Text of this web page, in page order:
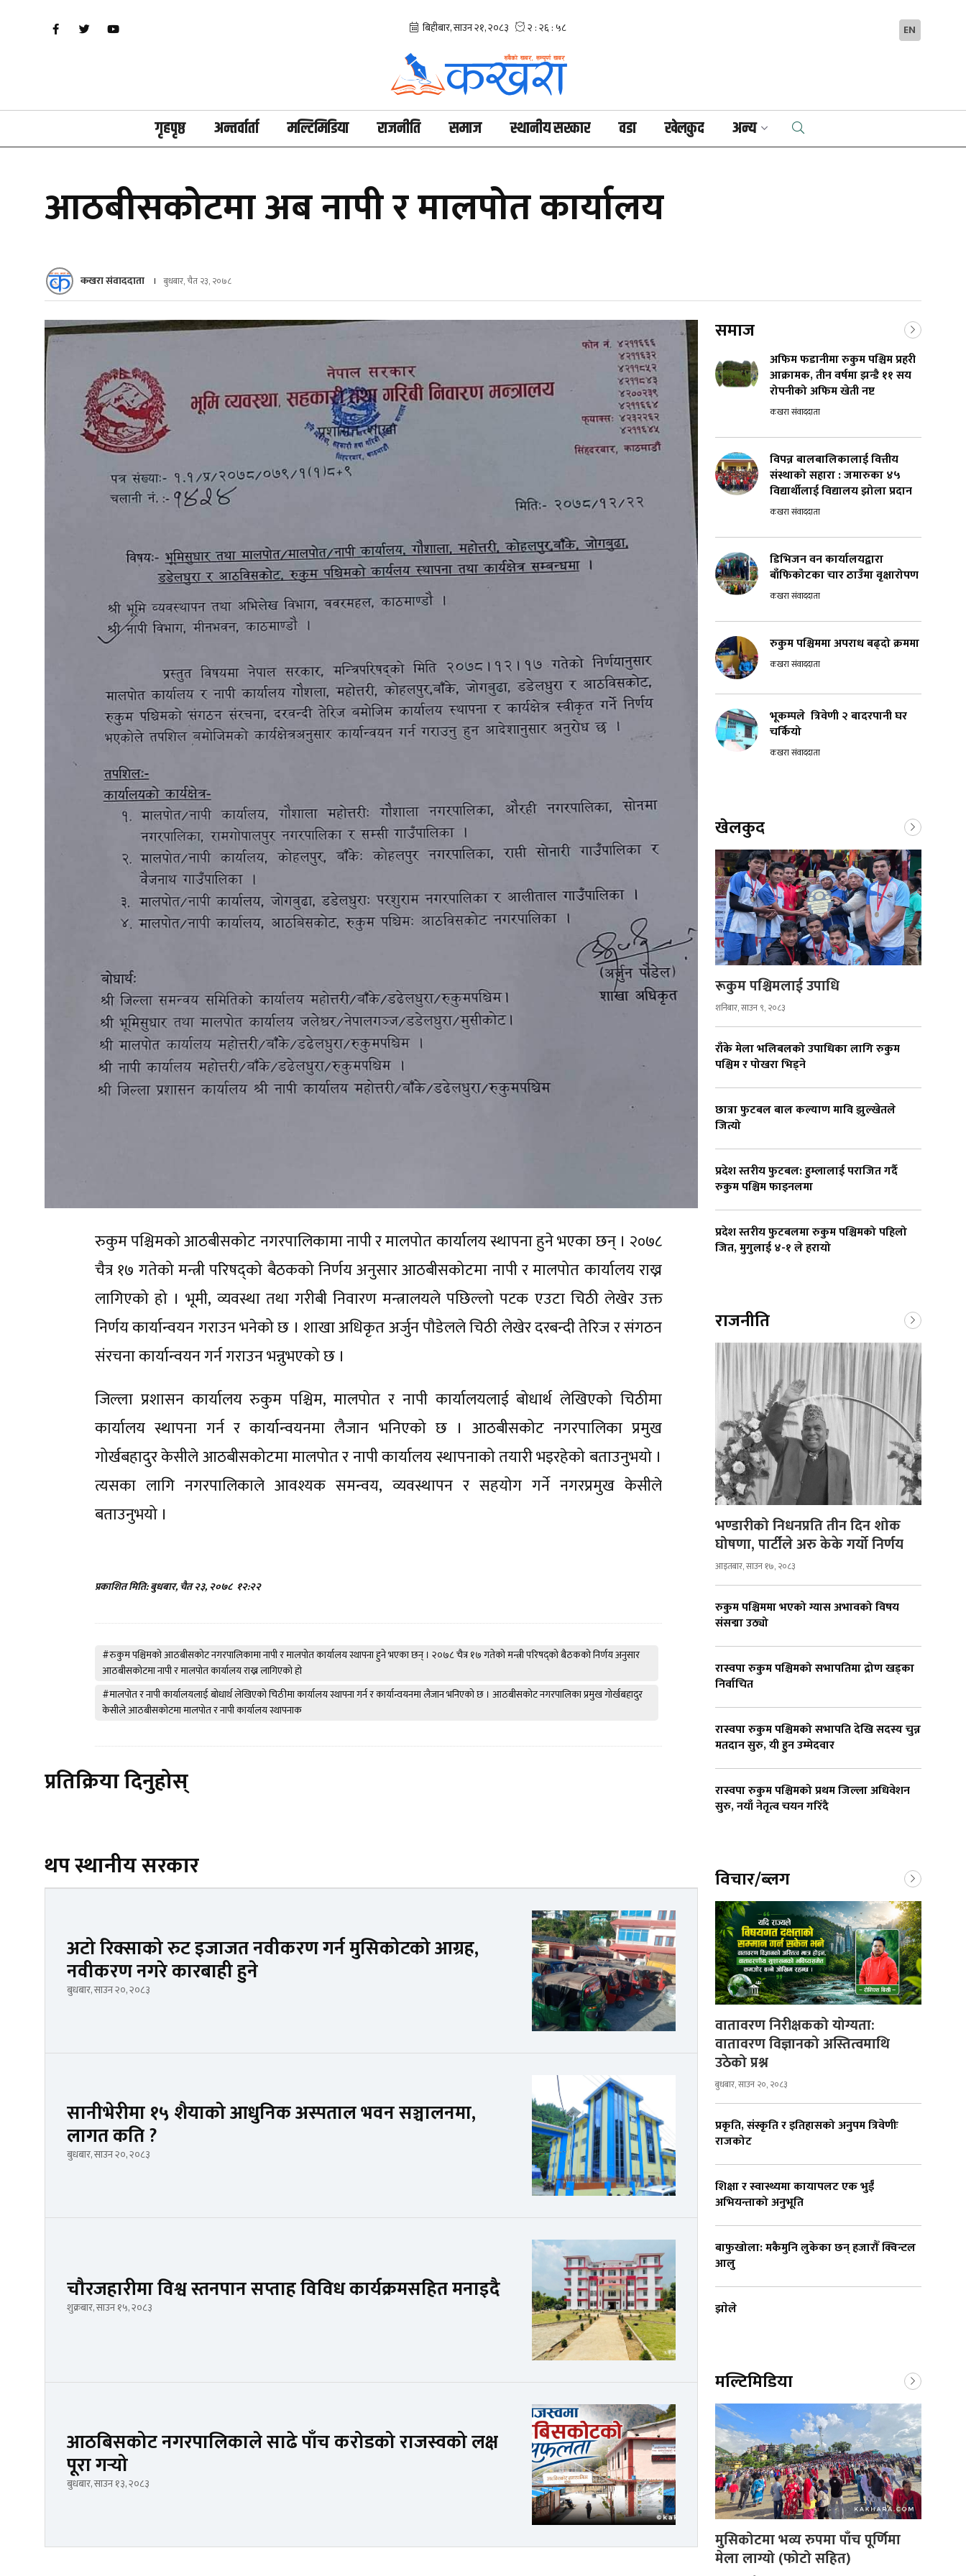
EN
गृहपृष्ठ अन्तर्वार्ता मल्टिमिडिया राजनीति समाज स्थानीय सरकार वडा खेलकुद अन्य
आठबीसकोटमा अब नापी र मालपोत कार्यालय
कखरा संवाददाता बुधबार, चैत २३, २०७८
रुकुम पश्चिमको आठबीसकोट नगरपालिकामा नापी र मालपोत कार्यालय स्थापना हुने भएका छन् । २०७८
चैत्र १७ गतेको मन्त्री परिषद्को बैठकको निर्णय अनुसार आठबीसकोटमा नापी र मालपोत कार्यालय राख्न
लागिएको हो । भूमी, व्यवस्था तथा गरीबी निवारण मन्त्रालयले पछिल्लो पटक एउटा चिठी लेखेर उक्त
निर्णय कार्यान्वयन गराउन भनेको छ । शाखा अधिकृत अर्जुन पौडेलले चिठी लेखेर दरबन्दी तेरिज र संगठन
संरचना कार्यान्वयन गर्न गराउन भन्नुभएको छ ।
जिल्ला प्रशासन कार्यालय रुकुम पश्चिम, मालपोत र नापी कार्यालयलाई बोधार्थ लेखिएको चिठीमा
कार्यालय स्थापना गर्न र कार्यान्वयनमा लैजान भनिएको छ । आठबीसकोट नगरपालिका प्रमुख
गोर्खबहादुर केसीले आठबीसकोटमा मालपोत र नापी कार्यालय स्थापनाको तयारी भइरहेको बताउनुभयो ।
त्यसका लागि नगरपालिकाले आवश्यक समन्वय, व्यवस्थापन र सहयोग गर्ने नगरप्रमुख केसीले
बताउनुभयो ।
प्रकाशित मिति: बुधबार, चैत २३, २०७८ १२:२२
#रुकुम पश्चिमको आठबीसकोट नगरपालिकामा नापी र मालपोत कार्यालय स्थापना हुने भएका छन् । २०७८ चैत्र १७ गतेको मन्त्री परिषद्को बैठकको निर्णय अनुसार
आठबीसकोटमा नापी र मालपोत कार्यालय राख्न लागिएको हो
#मालपोत र नापी कार्यालयलाई बोधार्थ लेखिएको चिठीमा कार्यालय स्थापना गर्न र कार्यान्वयनमा लैजान भनिएको छ । आठबीसकोट नगरपालिका प्रमुख गोर्खबहादुर
केसीले आठबीसकोटमा मालपोत र नापी कार्यालय स्थापनाक
प्रतिक्रिया दिनुहोस्
थप स्थानीय सरकार
अटो रिक्साको रुट इजाजत नवीकरण गर्न मुसिकोटको आग्रह,
नवीकरण नगरे कारबाही हुने
बुधबार, साउन २०, २०८३
सानीभेरीमा १५ शैयाको आधुनिक अस्पताल भवन सञ्चालनमा,
लागत कति ?
बुधबार, साउन २०, २०८३
चौरजहारीमा विश्व स्तनपान सप्ताह विविध कार्यक्रमसहित मनाइदै
शुक्रबार, साउन १५, २०८३
आठबिसकोट नगरपालिकाले साढे पाँच करोडको राजस्वको लक्ष
पूरा गर्‍यो
बुधबार, साउन १३, २०८३
समाज
अफिम फडानीमा रुकुम पश्चिम प्रहरी
आक्रामक, तीन वर्षमा झन्डै ११ सय
रोपनीको अफिम खेती नष्ट
कखरा संवाददाता
विपन्न बालबालिकालाई वित्तीय
संस्थाको सहारा : जमारुका ४५
विद्यार्थीलाई विद्यालय झोला प्रदान
कखरा संवाददाता
डिभिजन वन कार्यालयद्वारा
बाँफिकोटका चार ठाउँमा वृक्षारोपण
कखरा संवाददाता
रुकुम पश्चिममा अपराध बढ्दो क्रममा
कखरा संवाददाता
भूकम्पले त्रिवेणी २ बादरपानी घर
चर्कियो
कखरा संवाददाता
खेलकुद
रूकुम पश्चिमलाई उपाधि
शनिबार, साउन ९, २०८३
राँके मेला भलिबलको उपाधिका लागि रुकुम
पश्चिम र पोखरा भिड्ने
छात्रा फुटबल बाल कल्याण मावि झुल्खेतले
जित्यो
प्रदेश स्तरीय फुटबल: हुम्लालाई पराजित गर्दै
रुकुम पश्चिम फाइनलमा
प्रदेश स्तरीय फुटबलमा रुकुम पश्चिमको पहिलो
जित, मुगुलाई ४-१ ले हरायो
राजनीति
भण्डारीको निधनप्रति तीन दिन शोक
घोषणा, पार्टीले अरु केके गर्यो निर्णय
आइतबार, साउन १७, २०८३
रुकुम पश्चिममा भएको ग्यास अभावको विषय
संसद्मा उठ्यो
रास्वपा रुकुम पश्चिमको सभापतिमा द्रोण खड्का
निर्वाचित
रास्वपा रुकुम पश्चिमको सभापति देखि सदस्य चुन्न
मतदान सुरु, यी हुन उम्मेदवार
रास्वपा रुकुम पश्चिमको प्रथम जिल्ला अधिवेशन
सुरु, नयाँ नेतृत्व चयन गरिँदै
विचार/ब्लग
वातावरण निरीक्षकको योग्यता:
वातावरण विज्ञानको अस्तित्वमाथि
उठेको प्रश्न
बुधबार, साउन २०, २०८३
प्रकृति, संस्कृति र इतिहासको अनुपम त्रिवेणीः
राजकोट
शिक्षा र स्वास्थ्यमा कायापलट एक भुईँ
अभियन्ताको अनुभूति
बाफुखोला: मकैमुनि लुकेका छन् हजारौँ क्विन्टल
आलु
झाेले
मल्टिमिडिया
मुसिकोटमा भव्य रुपमा पाँच पूर्णिमा
मेला लाग्यो (फोटो सहित)